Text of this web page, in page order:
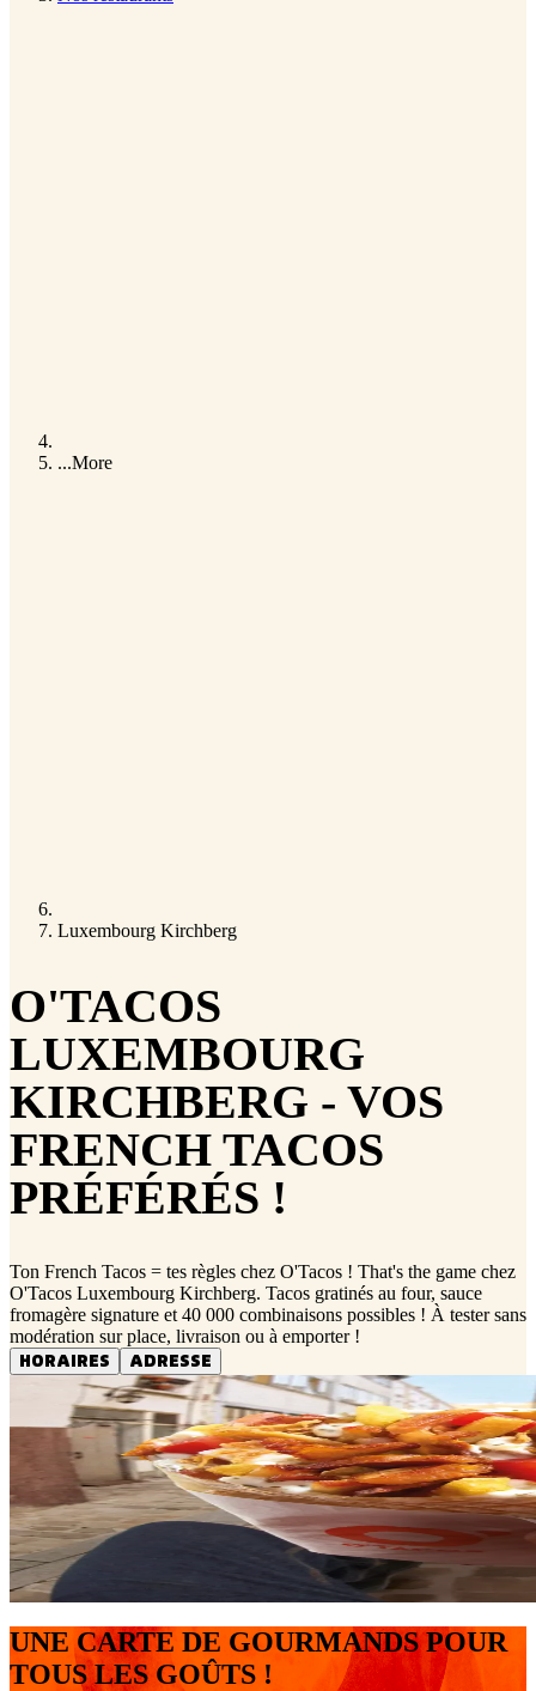
...More
Luxembourg Kirchberg
O'TACOS
LUXEMBOURG
KIRCHBERG - VOS
FRENCH TACOS
PRÉFÉRÉS !
Ton French Tacos = tes règles chez O'Tacos ! That's the game chez
O'Tacos Luxembourg Kirchberg. Tacos gratinés au four, sauce
fromagère signature et 40 000 combinaisons possibles ! À tester sans
modération sur place, livraison ou à emporter !
HORAIRES
ADRESSE
UNE CARTE DE GOURMANDS POUR
TOUS LES GOÛTS !